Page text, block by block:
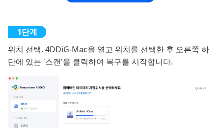
위치 선택. 4DDiG-Mac을 열고 위치를 선택한 후 오른쪽 하
단에 있는 '스캔'을 클릭하여 복구를 시작합니다.